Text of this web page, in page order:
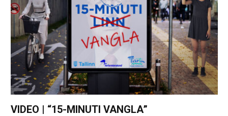
VIDEO | “15-MINUTI VANGLA”